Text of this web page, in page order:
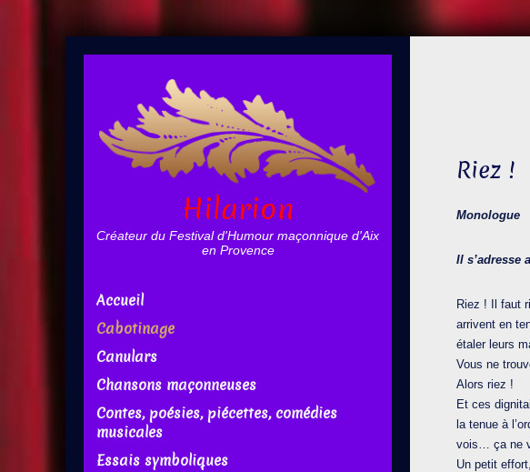
Riez !
Monologue
Il s’adresse
Riez ! Il faut
arrivent en
étaler leurs
Vous ne
Alors riez !
Et ces
la tenue à
vois… ça ne
Un petit
Hilarion
Créateur du Festival d'Humour maçonnique d'Aix
en Provence
Accueil
Cabotinage
Canulars
Chansons maçonneuses
Contes, poésies, piécettes, comédies
musicales
Essais symboliques